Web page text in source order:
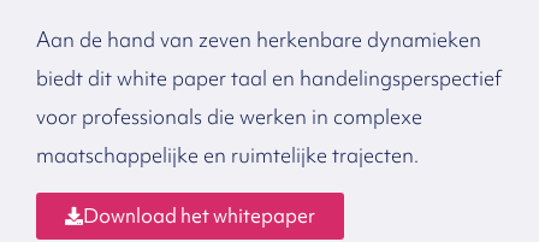
Aan de hand van zeven herkenbare dynamieken
biedt dit white paper taal en handelingsperspectief
voor professionals die werken in complexe
maatschappelijke en ruimtelijke trajecten.
Download het whitepaper